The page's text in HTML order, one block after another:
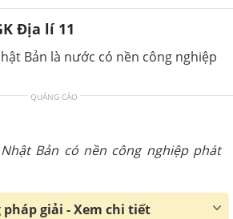
Địa lí 11
Bản là nước có nền công nghiệp
QUẢNG CÁO
Bản có nền công nghiệp phát
giải - Xem chi tiết